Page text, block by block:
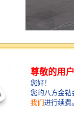
1. **预处理设
颗粒杂质和砂
2. **生物处理